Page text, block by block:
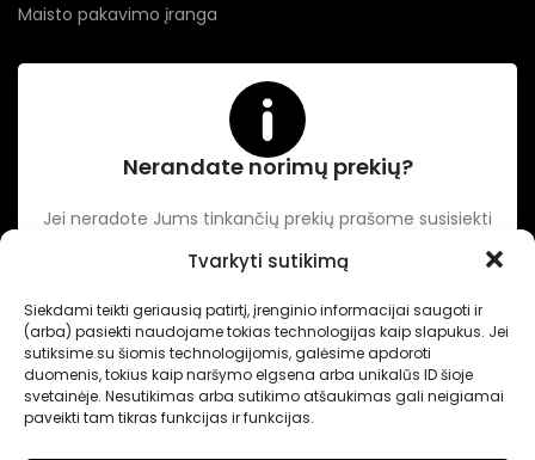
Tvarkyti sutikimą
Siekdami teikti geriausią patirtį, įrenginio informacijai saugoti ir
(arba) pasiekti naudojame tokias technologijas kaip slapukus. Jei
sutiksime su šiomis technologijomis, galėsime apdoroti
duomenis, tokius kaip naršymo elgsena arba unikalūs ID šioje
svetainėje. Nesutikimas arba sutikimo atšaukimas gali neigiamai
paveikti tam tikras funkcijas ir funkcijas.
Maisto pakavimo įranga
Nerandate norimų prekių?
Jei neradote Jums tinkančių prekių prašome susisiekti
Intertechnika Sukurta pagal užsakymą - Dominykas Vitkauskas
Internetinių svetainių sprendimai